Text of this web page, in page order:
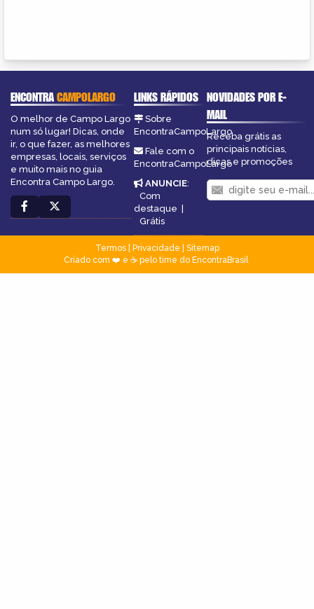
ENCONTRACAMPOLARGO
O melhor de Campo Largo
num só lugar! Dicas, onde
ir, o que fazer, as melhores
empresas, locais, serviços
e muito mais no guia
Encontra Campo Largo.
LINKS RÁPIDOS
Sobre
EncontraCampoLargo
Fale com o
EncontraCampoLargo
ANUNCIE:
Com
destaque
Grátis
NOVIDADES POR E-
MAIL
Receba grátis as
principais notícias,
dicas e promoções
Termos| Privacidade
Sitemap
Criado com ❤️ e ☕ pelo time do EncontraBrasil